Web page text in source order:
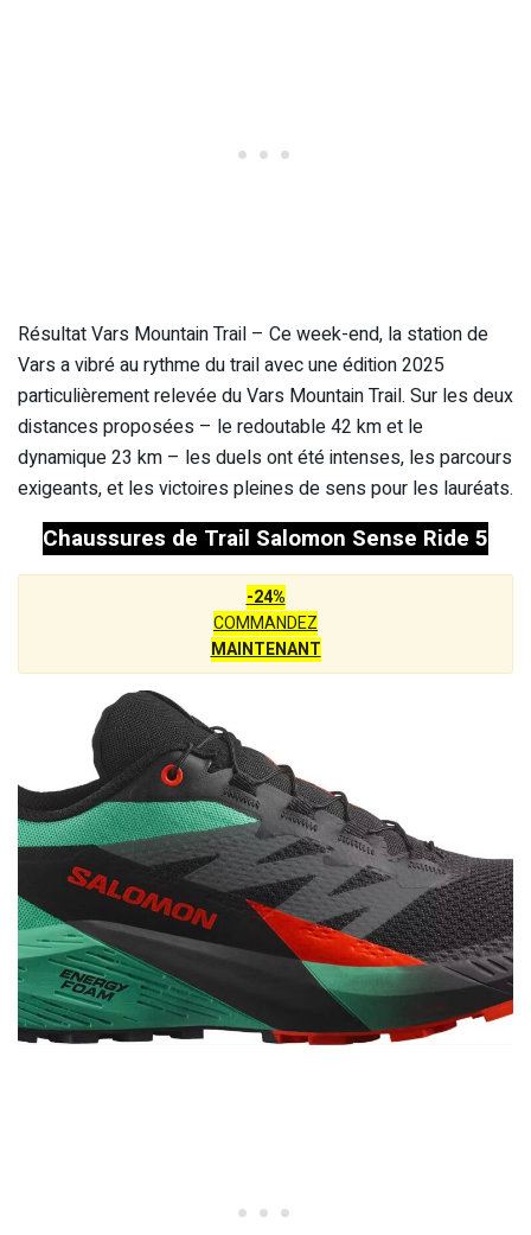
Résultat Vars Mountain Trail – Ce week-end, la station de
Vars a vibré au rythme du trail avec une édition 2025
particulièrement relevée du Vars Mountain Trail. Sur les deux
distances proposées – le redoutable 42 km et le
dynamique 23 km – les duels ont été intenses, les parcours
exigeants, et les victoires pleines de sens pour les lauréats.
Chaussures de Trail Salomon Sense Ride 5
-24%
COMMANDEZ
MAINTENANT